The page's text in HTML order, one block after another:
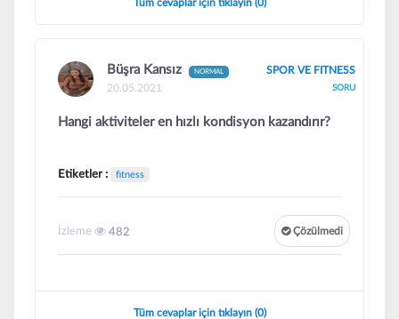
Tüm cevaplar için tıklayın (0)
Büşra Kansız NORMAL
20.05.2021
SPOR VE FITNESS
SORU
Hangi aktiviteler en hızlı kondisyon kazandırır?
Etiketler : fitness
Çözülmedi
İzleme 482
Tüm cevaplar için tıklayın (0)